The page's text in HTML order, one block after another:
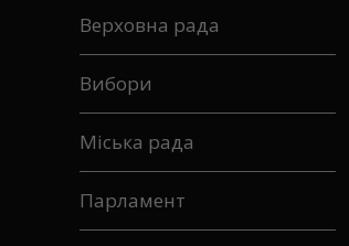
Верховна рада
Вибори
Міська рада
Парламент